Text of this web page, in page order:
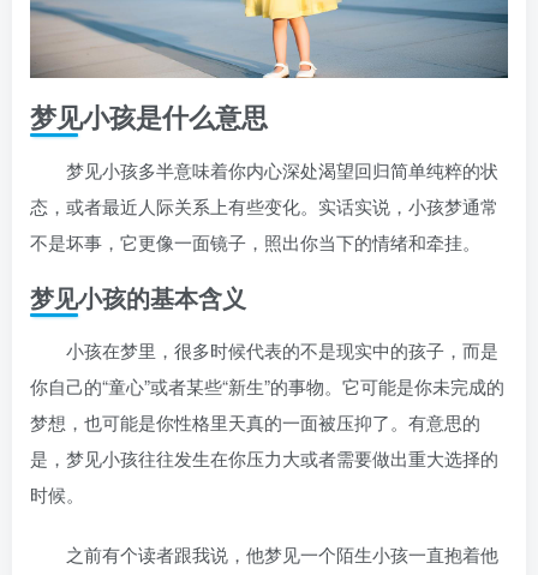
梦见小孩是什么意思
梦见小孩多半意味着你内心深处渴望回归简单纯粹的状
态，或者最近人际关系上有些变化。实话实说，小孩梦通常
不是坏事，它更像一面镜子，照出你当下的情绪和牵挂。
梦见小孩的基本含义
小孩在梦里，很多时候代表的不是现实中的孩子，而是
你自己的“童心”或者某些“新生”的事物。它可能是你未完成的
梦想，也可能是你性格里天真的一面被压抑了。有意思的
是，梦见小孩往往发生在你压力大或者需要做出重大选择的
时候。
之前有个读者跟我说，他梦见一个陌生小孩一直抱着他